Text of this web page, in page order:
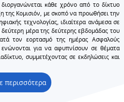
κάθε χρόνο από το δίκτυο
της Κομισιόν, με σκοπό να προωθήσει την
τεχνολογίας, ιδιαίτερα ανάμεσα σε
μέρα της δεύτερης εβδομάδας του
τον εορτασμό της ημέρας Ασφαλούς
ενώνονται για να αφυπνίσουν σε θέματα
συμμετέχοντας σε εκδηλώσεις και
περισσότερα